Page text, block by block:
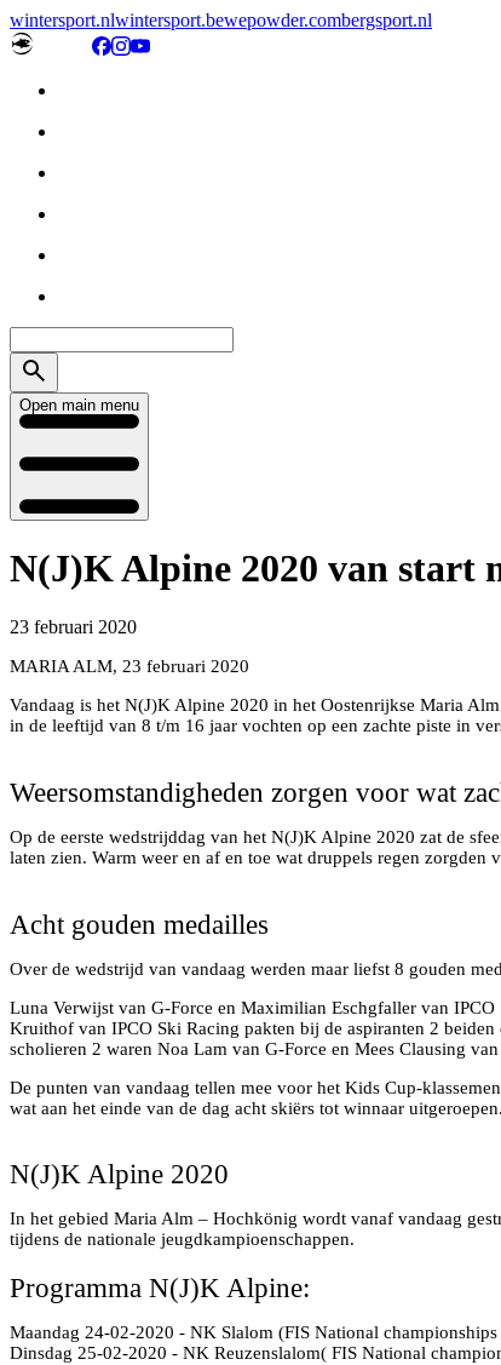
wintersport.nlwintersport.bewepowder.combergsport.nl
Open main menu
N(J)K Alpine 2020 van start
23 februari 2020
MARIA ALM, 23 februari 2020
Vandaag is het N(J)K Alpine 2020 in het Oostenrijkse Maria
in de leeftijd van 8 t/m 16 jaar vochten op een zachte piste in
Weersomstandigheden zorgen voor wat
Op de eerste wedstrijddag van het N(J)K Alpine 2020 zat de
laten zien. Warm weer en af en toe wat druppels regen
Acht gouden medailles
Over de wedstrijd van vandaag werden maar liefst 8 gouden
Luna Verwijst van G-Force en Maximilian Eschgfaller van
Kruithof van IPCO Ski Racing pakten bij de aspiranten 2
scholieren 2 waren Noa Lam van G-Force en Mees Clausing
De punten van vandaag tellen mee voor het Kids Cup-
wat aan het einde van de dag acht skiërs tot winnaar uitgeroepen.
N(J)K Alpine 2020
In het gebied Maria Alm – Hochkönig wordt vanaf vandaag
tijdens de nationale jeugdkampioenschappen.
Programma N(J)K Alpine:
Maandag 24-02-2020 - NK Slalom (FIS National
Dinsdag 25-02-2020 - NK Reuzenslalom( FIS National